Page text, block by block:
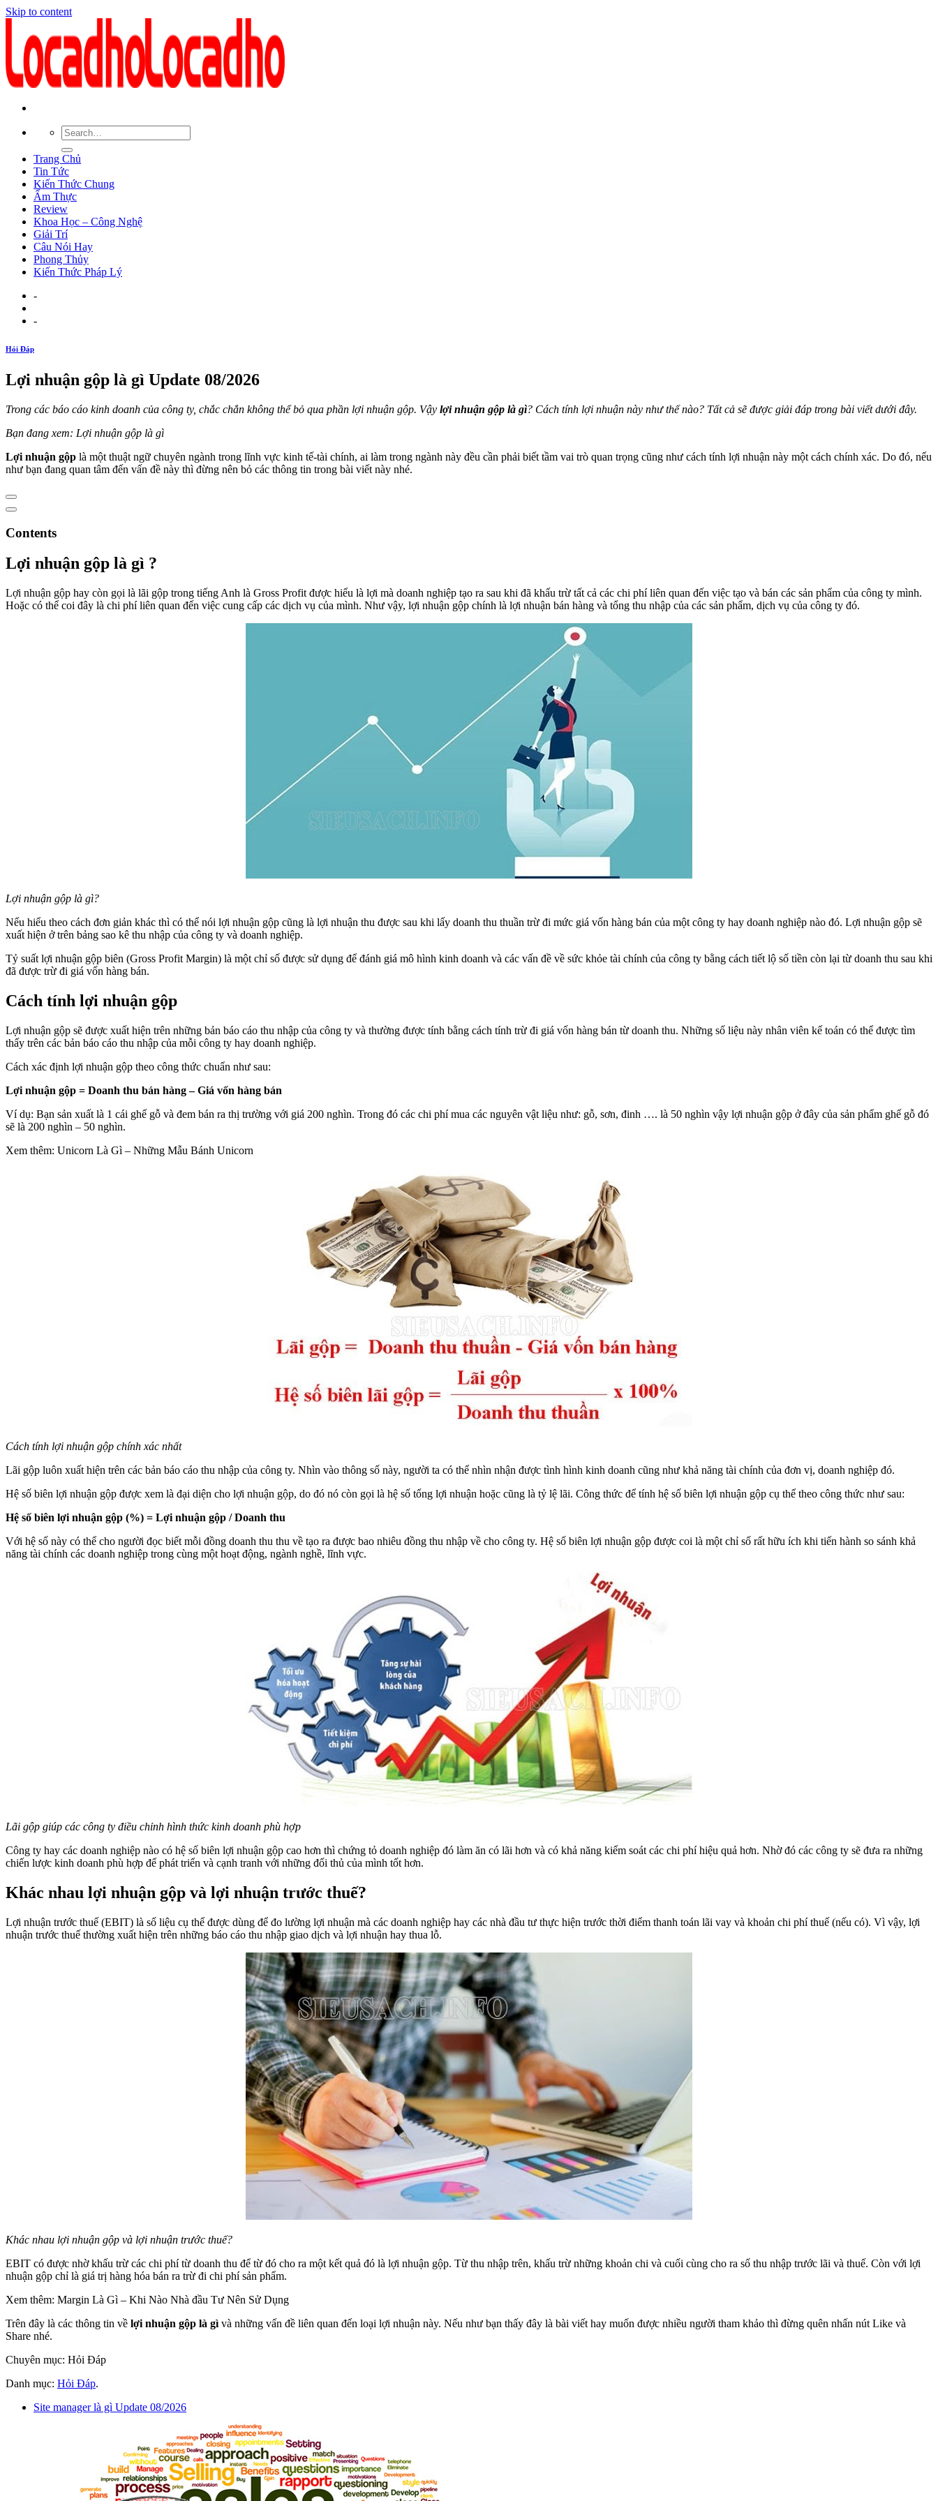
Skip to content
Trang Chủ
Tin Tức
Kiến Thức Chung
Ẩm Thực
Review
Khoa Học – Công Nghệ
Giải Trí
Câu Nói Hay
Phong Thủy
Kiến Thức Pháp Lý
-
-
Hỏi Đáp
Lợi nhuận gộp là gì Update 08/2026
Trong các báo cáo kinh doanh của công ty, chắc chắn không thể bỏ qua phần lợi nhuận gộp. Vậy lợi nhuận gộp là gì? Cách tính lợi nhuận này như thế nào? Tất cả sẽ được giải đáp trong bài viết dưới đây.
Bạn đang xem: Lợi nhuận gộp là gì
Lợi nhuận gộp là một thuật ngữ chuyên ngành trong lĩnh vực kinh tế-tài chính, ai làm trong ngành này đều cần phải biết tầm vai trò quan trọng cũng như cách tính lợi nhuận này một cách chính xác. Do đó, nếu
như bạn đang quan tâm đến vấn đề này thì đừng nên bỏ các thông tin trong bài viết này nhé.
Contents
Lợi nhuận gộp là gì ?
Lợi nhuận gộp hay còn gọi là lãi gộp trong tiếng Anh là Gross Profit được hiểu là lợi mà doanh nghiệp tạo ra sau khi đã khấu trừ tất cả các chi phí liên quan đến việc tạo và bán các sản phẩm của công ty mình.
Hoặc có thể coi đây là chi phí liên quan đến việc cung cấp các dịch vụ của mình. Như vậy, lợi nhuận gộp chính là lợi nhuận bán hàng và tổng thu nhập của các sản phẩm, dịch vụ của công ty đó.
Lợi nhuận gộp là gì?
Nếu hiểu theo cách đơn giản khác thì có thể nói lợi nhuận gộp cũng là lợi nhuận thu được sau khi lấy doanh thu thuần trừ đi mức giá vốn hàng bán của một công ty hay doanh nghiệp nào đó. Lợi nhuận gộp sẽ
xuất hiện ở trên bảng sao kê thu nhập của công ty và doanh nghiệp.
Tỷ suất lợi nhuận gộp biên (Gross Profit Margin) là một chỉ số được sử dụng để đánh giá mô hình kinh doanh và các vấn đề về sức khỏe tài chính của công ty bằng cách tiết lộ số tiền còn lại từ doanh thu sau khi
đã được trừ đi giá vốn hàng bán.
Cách tính lợi nhuận gộp
Lợi nhuận gộp sẽ được xuất hiện trên những bản báo cáo thu nhập của công ty và thường được tính bằng cách tính trừ đi giá vốn hàng bán từ doanh thu. Những số liệu này nhân viên kế toán có thể được tìm
thấy trên các bản báo cáo thu nhập của mỗi công ty hay doanh nghiệp.
Cách xác định lợi nhuận gộp theo công thức chuẩn như sau:
Lợi nhuận gộp = Doanh thu bán hàng – Giá vốn hàng bán
Ví dụ: Bạn sản xuất là 1 cái ghế gỗ và đem bán ra thị trường với giá 200 nghìn. Trong đó các chi phí mua các nguyên vật liệu như: gỗ, sơn, đinh …. là 50 nghìn vậy lợi nhuận gộp ở đây của sản phẩm ghế gỗ đó
sẽ là 200 nghìn – 50 nghìn.
Xem thêm: Unicorn Là Gì – Những Mẫu Bánh Unicorn
Cách tính lợi nhuận gộp chính xác nhất
Lãi gộp luôn xuất hiện trên các bản báo cáo thu nhập của công ty. Nhìn vào thông số này, người ta có thể nhìn nhận được tình hình kinh doanh cũng như khả năng tài chính của đơn vị, doanh nghiệp đó.
Hệ số biên lợi nhuận gộp được xem là đại diện cho lợi nhuận gộp, do đó nó còn gọi là hệ số tổng lợi nhuận hoặc cũng là tỷ lệ lãi. Công thức để tính hệ số biên lợi nhuận gộp cụ thể theo công thức như sau:
Hệ số biên lợi nhuận gộp (%) = Lợi nhuận gộp / Doanh thu
Với hệ số này có thể cho người đọc biết mỗi đồng doanh thu thu về tạo ra được bao nhiêu đồng thu nhập về cho công ty. Hệ số biên lợi nhuận gộp được coi là một chỉ số rất hữu ích khi tiến hành so sánh khả
năng tài chính các doanh nghiệp trong cùng một hoạt động, ngành nghề, lĩnh vực.
Lãi gộp giúp các công ty điều chỉnh hình thức kinh doanh phù hợp
Công ty hay các doanh nghiệp nào có hệ số biên lợi nhuận gộp cao hơn thì chứng tỏ doanh nghiệp đó làm ăn có lãi hơn và có khả năng kiểm soát các chi phí hiệu quả hơn. Nhờ đó các công ty sẽ đưa ra những
chiến lược kinh doanh phù hợp để phát triển và cạnh tranh với những đối thủ của mình tốt hơn.
Khác nhau lợi nhuận gộp và lợi nhuận trước thuế?
Lợi nhuận trước thuế (EBIT) là số liệu cụ thể được dùng để đo lường lợi nhuận mà các doanh nghiệp hay các nhà đầu tư thực hiện trước thời điểm thanh toán lãi vay và khoản chi phí thuế (nếu có). Vì vậy, lợi
nhuận trước thuế thường xuất hiện trên những báo cáo thu nhập giao dịch và lợi nhuận hay thua lỗ.
Khác nhau lợi nhuận gộp và lợi nhuận trước thuế?
EBIT có được nhờ khấu trừ các chi phí từ doanh thu để từ đó cho ra một kết quả đó là lợi nhuận gộp. Từ thu nhập trên, khấu trừ những khoản chi và cuối cùng cho ra số thu nhập trước lãi và thuế. Còn với lợi
nhuận gộp chỉ là giá trị hàng hóa bán ra trừ đi chi phí sản phẩm.
Xem thêm: Margin Là Gì – Khi Nào Nhà đầu Tư Nên Sử Dụng
Trên đây là các thông tin về lợi nhuận gộp là gì và những vấn đề liên quan đến loại lợi nhuận này. Nếu như bạn thấy đây là bài viết hay muốn được nhiều người tham khảo thì đừng quên nhấn nút Like và
Share nhé.
Chuyên mục: Hỏi Đáp
Danh mục: Hỏi Đáp.
Site manager là gì Update 08/2026